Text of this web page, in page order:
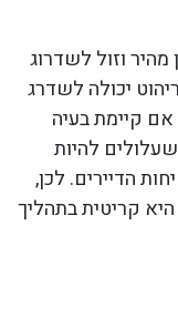
וזול לשדרוג
יכולה לשדרג
קיימת בעיה
להיות
הדיירים. לכן,
קריטית בתהליך